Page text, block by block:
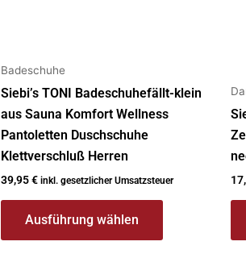
Badeschuhe
Siebi’s TONI Badeschuhefällt-klein
aus Sauna Komfort Wellness
Pantoletten Duschschuhe
Klettverschluß Herren
39,95€ inkl. gesetzlicher Umsatzsteuer
Ausführung wählen
gewählt
werden